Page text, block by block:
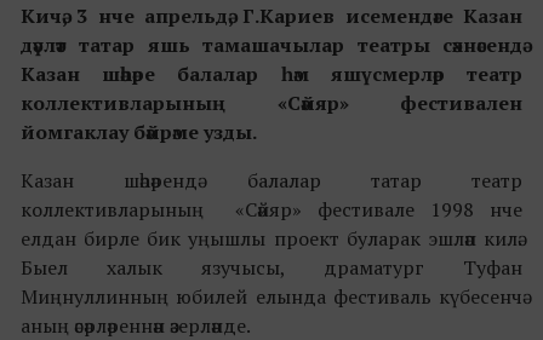
Кичә, 3 нче апрельдә, Г.Кариев исемендәге Казан
дәүләт татар яшь тамашачылар театры сәхнәсендә
Казан шәһәре балалар һәм яшүсмерләр театр
коллективларының «Сәйяр» фестивален
йомгаклау бәйрәме узды.
Казан шәһәрендә балалар татар театр
коллективларының «Сәйяр» фестивале 1998 нче
елдан бирле бик уңышлы проект буларак эшләп килә.
Быел халык язучысы, драматург Туфан
Миңнуллинның юбилей елында фестиваль күбесенчә
аның әсәрләреннән әзерләнде.